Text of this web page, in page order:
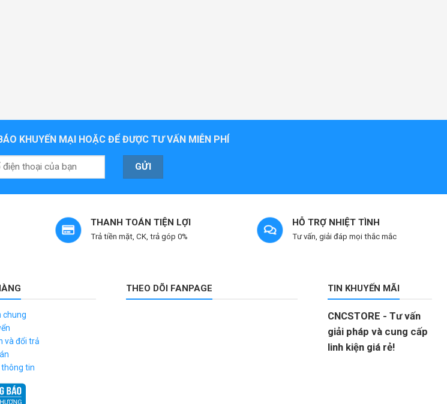
KHUYẾN MẠI HOẶC ĐỂ ĐƯỢC TƯ VẤN MIỄN PHÍ
THANH TOÁN TIỆN LỢI
Trả tiền mặt, CK, trả góp 0%
HỖ TRỢ NHIỆT TÌNH
Tư vấn, giải đáp mọi thắc mắc
chung
và đổi trả
tin
THEO DÕI FANPAGE TIN KHUYẾN MÃI
CNCSTORE - Tư vấn
giải pháp và cung cấp
linh kiện giá rẻ!